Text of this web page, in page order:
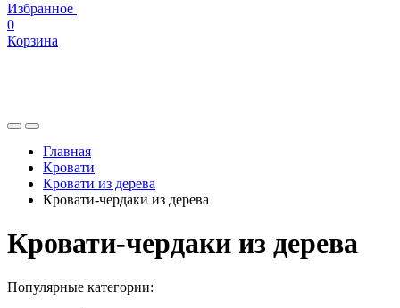
Избранное
0
Корзина
Главная
Кровати
Кровати из дерева
Кровати-чердаки из дерева
Кровати-чердаки из дерева
Популярные категории: